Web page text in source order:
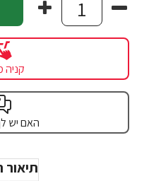
קניה
האם יש
תיאור